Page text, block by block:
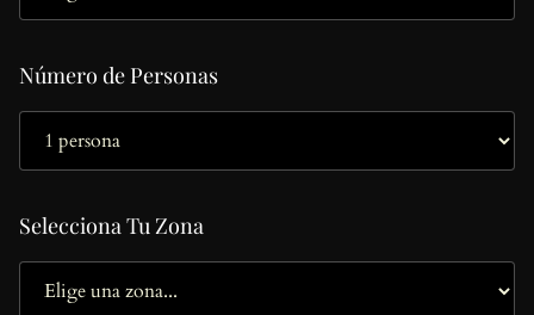
Número de Personas
Selecciona Tu Zona